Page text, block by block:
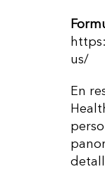
us/
En